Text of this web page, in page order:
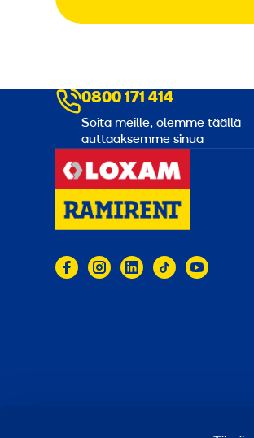
0800 171 414
Soita meille, olemme täällä
auttaaksemme sinua